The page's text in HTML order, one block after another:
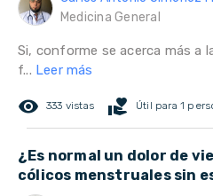
Medicina General
Si, conforme se acerca más a
f... Leer más
remove_red_eye 333 vistas volunteer_activism Útil para 1
¿Es normal un dolor de
cólicos menstruales sin